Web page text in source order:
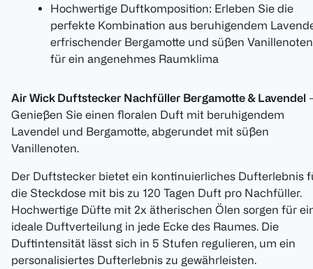
Hochwertige Duftkomposition: Erleben Sie die
perfekte Kombination aus beruhigendem
erfrischender Bergamotte und süßen Vanillenoten
für ein angenehmes Raumklima
Air Wick Duftstecker Nachfüller Bergamotte & Lavendel -
Genießen Sie einen floralen Duft mit beruhigendem
Lavendel und Bergamotte, abgerundet mit süßen
Vanillenoten.
Der Duftstecker bietet ein kontinuierliches Dufterlebnis
die Steckdose mit bis zu 120 Tagen Duft pro Nachfüller.
Hochwertige Düfte mit 2x ätherischen Ölen sorgen für
ideale Duftverteilung in jede Ecke des Raumes. Die
Duftintensität lässt sich in 5 Stufen regulieren, um ein
personalisiertes Dufterlebnis zu gewährleisten.